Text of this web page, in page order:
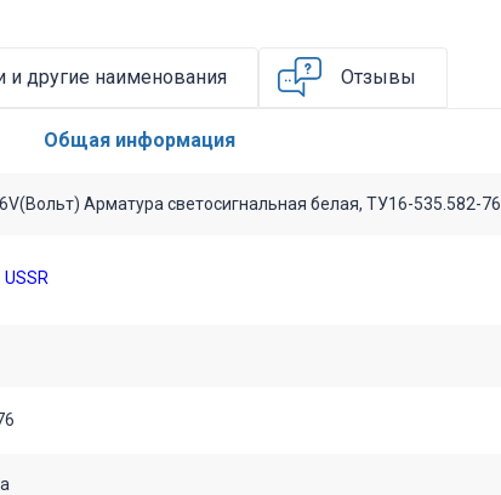
и другие наименования Отзывы
Общая информация
Арматура светосигнальная белая, ТУ16-535.582-76
USSR